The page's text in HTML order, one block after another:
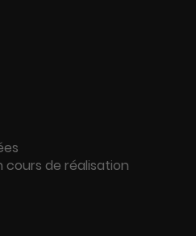
cours de réalisation